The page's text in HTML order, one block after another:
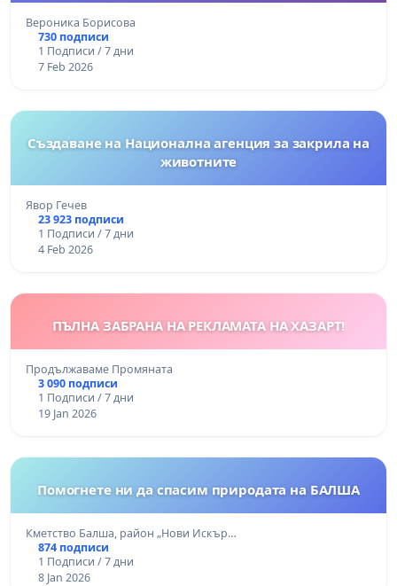
Вероника Борисова
730 подписи
1 Подписи / 7 дни
7 Feb 2026
Създаване на Национална агенция за закрила на
животните
Явор Гечев
23 923 подписи
1 Подписи / 7 дни
4 Feb 2026
ПЪЛНА ЗАБРАНА НА РЕКЛАМАТА НА ХАЗАРТ!
Продължаваме Промяната
3 090 подписи
1 Подписи / 7 дни
19 Jan 2026
Помогнете ни да спасим природата на БАЛША
Кметство Балша, район „Нови Искър…
874 подписи
1 Подписи / 7 дни
8 Jan 2026